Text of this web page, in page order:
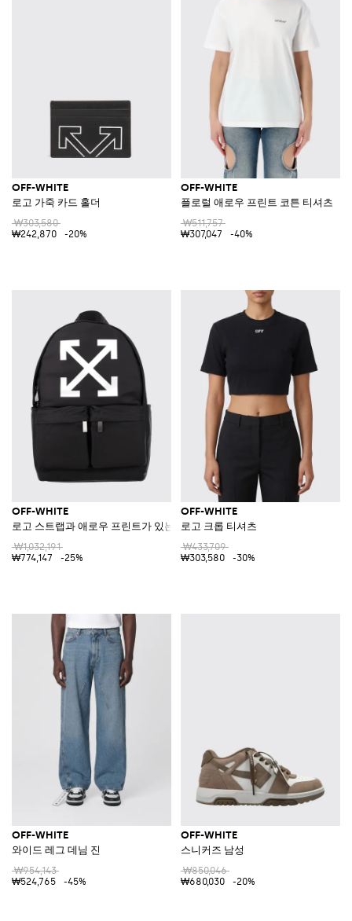
OFF-WHITE
로고 가죽 카드 홀더
₩303,580
₩242,870
-20%
OFF-WHITE
플로럴 애로우 프린트 코튼 티셔츠
₩511,757
₩307,047
-40%
OFF-WHITE
로고 스트랩과 애로우 프린트가 있는 Full Arrow 나일론 백팩
₩1,032,191
₩774,147
-25%
OFF-WHITE
로고 크롭 티셔츠
₩433,709
₩303,580
-30%
OFF-WHITE
와이드 레그 데님 진
₩954,143
₩524,765
-45%
OFF-WHITE
스니커즈 남성
₩850,046
₩680,030
-20%